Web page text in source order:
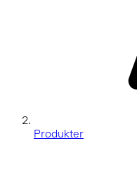
Produkter